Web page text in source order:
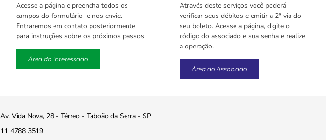
Acesse a página e preencha todos os
campos do formulário e nos envie.
Entraremos em contato posteriormente
para instruções sobre os próximos passos.
Área do Interessado
Através deste serviços você poderá
verificar seus débitos e emitir a 2ª via do
seu boleto. Acesse a página, digite o
código do associado e sua senha e realize
a operação.
Área do Associado
Av. Vida Nova, 28 - Térreo - Taboão da Serra - SP
11 4788 3519